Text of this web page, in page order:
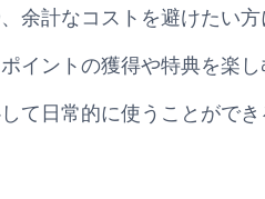
余計なコストを避けたい方
イントの獲得や特典を楽し
て日常的に使うことができ